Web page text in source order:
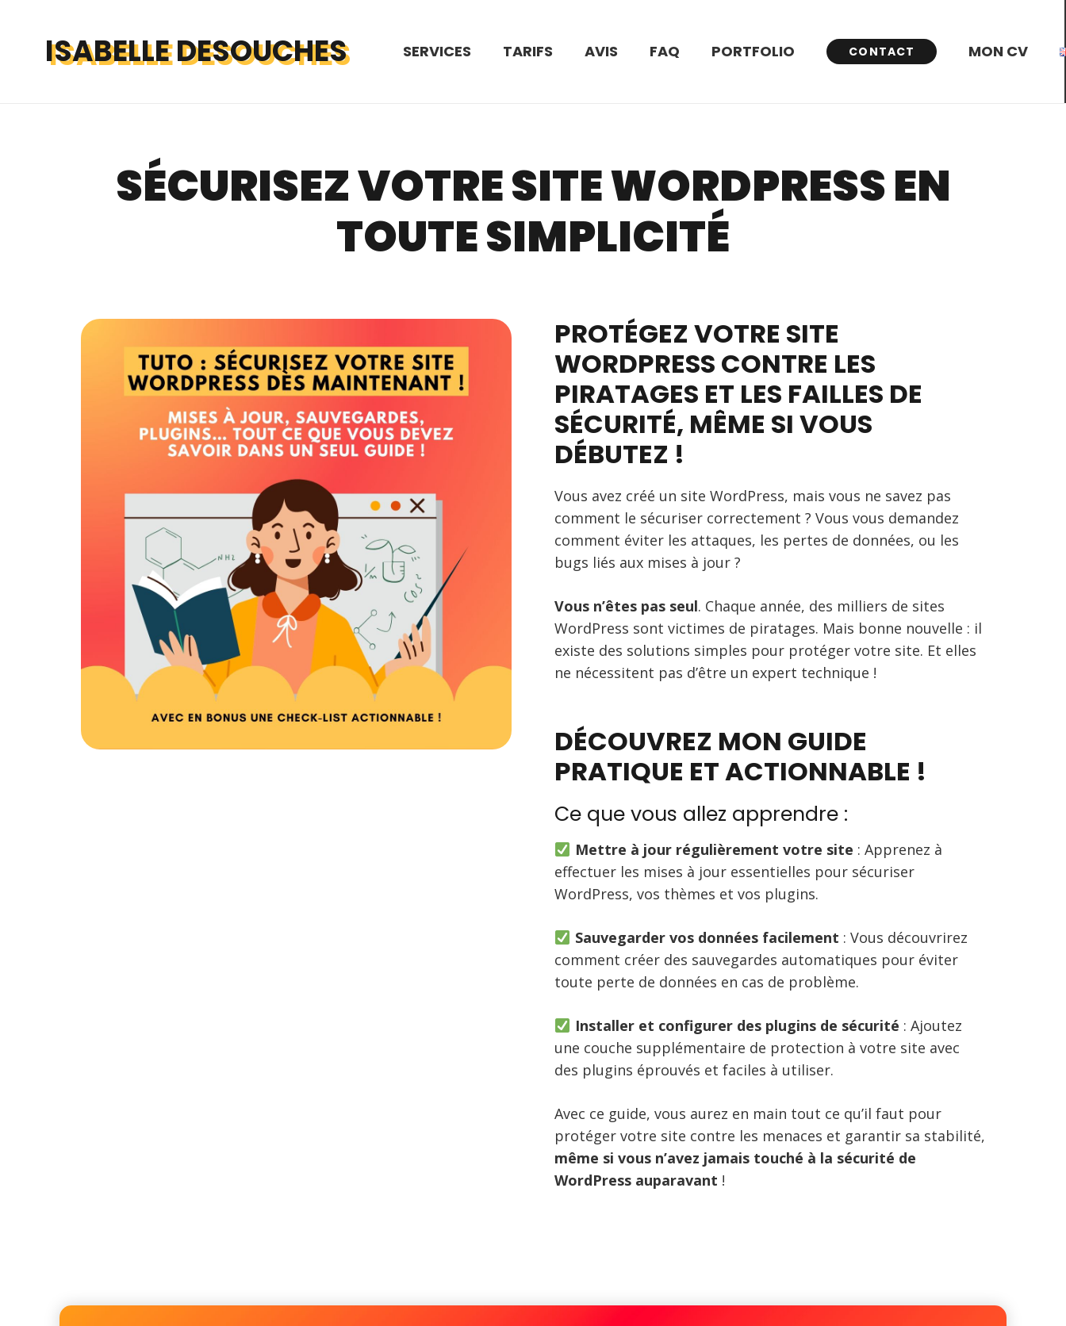
ISABELLE DESOUCHES SERVICES TARIFS AVIS FAQ PORTFOLIO CONTACT MON CV
SÉCURISEZ VOTRE SITE WORDPRESS EN
TOUTE SIMPLICITÉ
PROTÉGEZ VOTRE SITE
WORDPRESS CONTRE LES
PIRATAGES ET LES FAILLES DE
SÉCURITÉ, MÊME SI VOUS
DÉBUTEZ !
Vous avez créé un site WordPress, mais vous ne savez pas
comment le sécuriser correctement ? Vous vous demandez
comment éviter les attaques, les pertes de données, ou les
bugs liés aux mises à jour ?
Vous n’êtes pas seul. Chaque année, des milliers de sites
WordPress sont victimes de piratages. Mais bonne nouvelle : il
existe des solutions simples pour protéger votre site. Et elles
ne nécessitent pas d’être un expert technique !
DÉCOUVREZ MON GUIDE
PRATIQUE ET ACTIONNABLE !
Ce que vous allez apprendre :
Mettre à jour régulièrement votre site : Apprenez à
effectuer les mises à jour essentielles pour sécuriser
WordPress, vos thèmes et vos plugins.
Sauvegarder vos données facilement : Vous découvrirez
comment créer des sauvegardes automatiques pour éviter
toute perte de données en cas de problème.
Installer et configurer des plugins de sécurité : Ajoutez
une couche supplémentaire de protection à votre site avec
des plugins éprouvés et faciles à utiliser.
Avec ce guide, vous aurez en main tout ce qu’il faut pour
protéger votre site contre les menaces et garantir sa stabilité,
même si vous n’avez jamais touché à la sécurité de
WordPress auparavant !